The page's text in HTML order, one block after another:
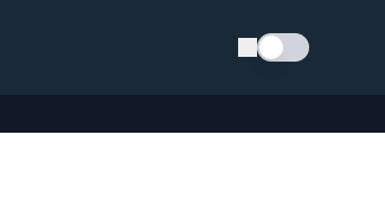
Schimba tema